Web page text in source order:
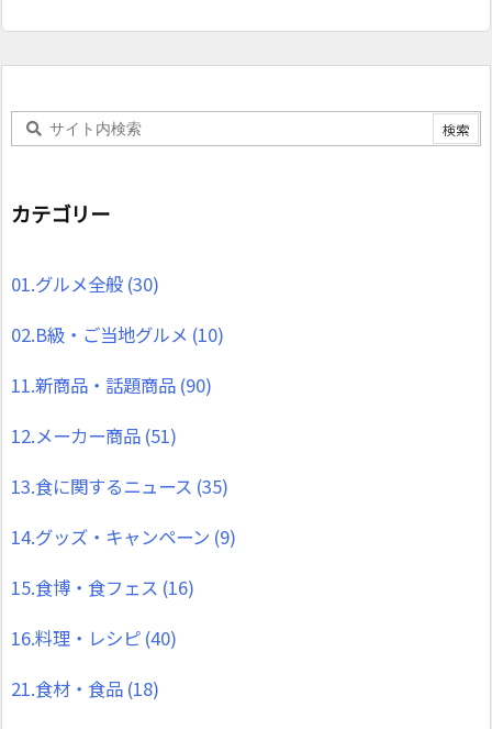
カテゴリー
01.グルメ全般 (30)
02.B級・ご当地グルメ (10)
11.新商品・話題商品 (90)
12.メーカー商品 (51)
13.食に関するニュース (35)
14.グッズ・キャンペーン (9)
15.食博・食フェス (16)
16.料理・レシピ (40)
21.食材・食品 (18)